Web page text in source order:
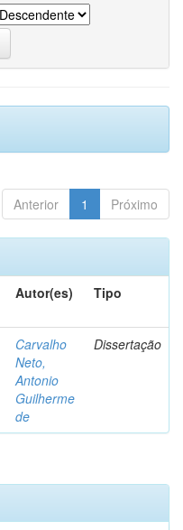
Anterior 1 Próximo
Autor(es) Tipo
Carvalho
Neto,
Antonio
Guilherme
de
Dissertação